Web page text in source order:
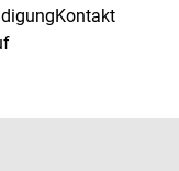
Kontakt